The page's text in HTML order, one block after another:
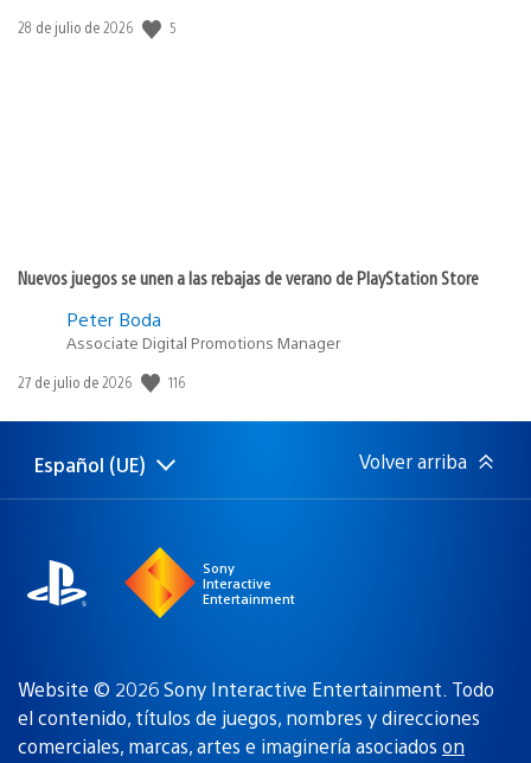
Fecha
28 de julio de 2026 5
Nuevos juegos se unen a las rebajas de verano de PlayStation Store
Peter Boda
Associate Digital Promotions Manager
Fecha
publicación:
27 de julio de 2026 116
Selecciona
una
Región
actual:
Español (UE) Volver arriba
Sony
Interactive
Entertainment
Website © 2026 Sony Interactive Entertainment. Todo
el contenido, títulos de juegos, nombres y direcciones
comerciales, marcas, artes e imaginería asociados on